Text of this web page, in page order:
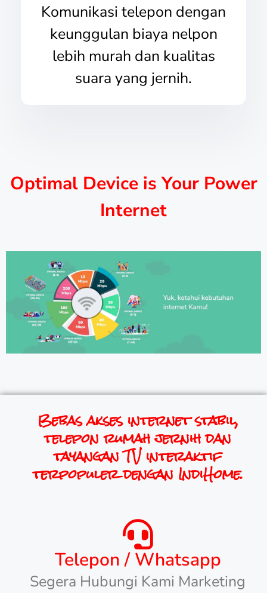
Komunikasi telepon dengan
keunggulan biaya nelpon
lebih murah dan kualitas
suara yang jernih.
Optimal Device is Your Power
Internet
Bebas akses internet stabil,
telepon rumah jernih dan
tayangan TV interaktif
terpopuler dengan IndiHome.
Telepon / Whatsapp
Segera Hubungi Kami Marketing